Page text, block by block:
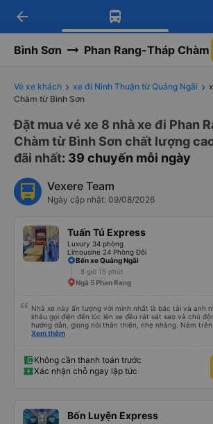
Tải app Vexere ngay!
Nhận ưu đãi thành viên độc
Tải app Vexere
-30k/ghế khi đặt vé máy bay
arrow_back
Bình Sơn Phan Rang-Tháp Chàm
Vé xe khách xe đi Ninh Thuận từ Quảng Ngãi
Chàm từ Bình Sơn
Đặt mua vé xe 8 nhà xe đi Phan
Chàm từ Bình Sơn chất lượng
đãi nhất: 39 chuyến mỗi ngày
Vexere Team
Ngày cập nhật: 09/08/2026
Tuấn Tú Express
Luxury 34 phòng
Limousine 24 Phòng Đôi
Bến xe Quảng Ngãi
8 giờ 15 phút
Ngã 5 Phan Rang
Nhà xe này ấn tượng với mình nhất là bác tài và anh
khâu gọi điện đến lúc lên xe đều rát sát sao và chủ
hướng dẫn, giọng nói thân thiện, nhẹ nhàng. Nằm trên xe cũng khá thoải
mái, chăn nệm nước suối đầy đủ. Chuyến xe của mình
nhưng các anh hướng dẫn mình xuống ở đây không
( vì đây là địa bàn của thế lực xe ôm ngầm, dân chơi cỏ kẹo
mình được chở xuống Ngã 3 thành , nơi sáng sủa an toàn hơn.
Xem thêm
Không cần thanh toán trước
Xác nhận chỗ ngay lập tức
Bốn Luyện Express